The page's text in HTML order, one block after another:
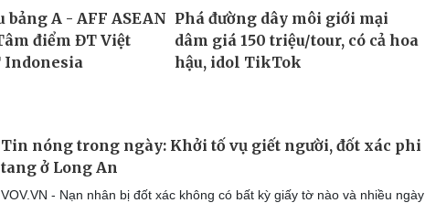
Tin nóng trong ngày: Khởi tố vụ giết người, đốt xác phi
tang ở Long An
VOV.VN - Nạn nhân bị đốt xác không có bất kỳ giấy tờ nào và nhiều ngày